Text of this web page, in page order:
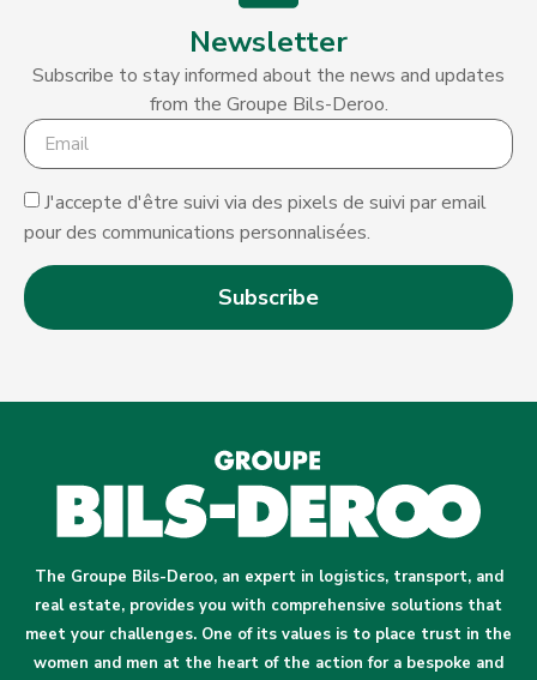
Newsletter
Subscribe to stay informed about the news and updates
from the Groupe Bils-Deroo.
J'accepte d'être suivi via des pixels de suivi par email
pour des communications personnalisées.
Subscribe
The Groupe Bils-Deroo, an expert in logistics, transport, and
real estate, provides you with comprehensive solutions that
meet your challenges. One of its values is to place trust in the
women and men at the heart of the action for a bespoke and